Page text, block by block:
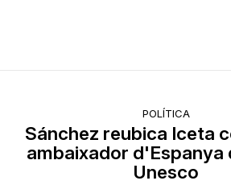
POLÍTICA
Sánchez reubica Iceta
ambaixador d'Espanya
Unesco